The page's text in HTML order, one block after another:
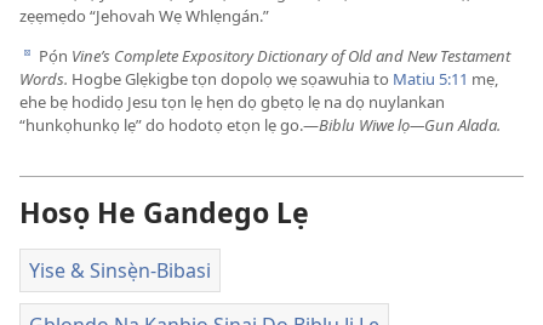
zẹẹmẹdo “Jehovah Wẹ Whlẹngán.”
d Pọ́n Vine’s Complete Expository Dictionary of Old and New Testament
Words. Hogbe Glẹkigbe tọn dopolọ wẹ sọawuhia to Matiu 5:11 mẹ,
ehe bẹ hodidọ Jesu tọn lẹ hẹn dọ gbẹtọ lẹ na dọ nuylankan
“hunkọhunkọ lẹ” do hodotọ etọn lẹ go.​—Biblu Wiwe lọ​—Gun Alada.
Hosọ He Gandego Lẹ
Yise & Sinsẹ̀n-Bibasi